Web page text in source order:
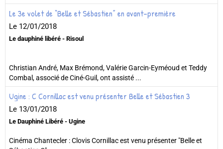
Le 3e volet de “Belle et Sébastien” en avant-première
Le 12/01/2018
Le dauphiné libéré - Risoul
Christian André, Max Brémond, Valérie Garcin-Eyméoud et Teddy
Combal, associé de Ciné-Guil, ont assisté ...
Ugine : C Cornillac est venu présenter Belle et Sébastien 3
Le 13/01/2018
Le Dauphiné Libéré - Ugine
Cinéma Chantecler : Clovis Cornillac est venu présenter "Belle et